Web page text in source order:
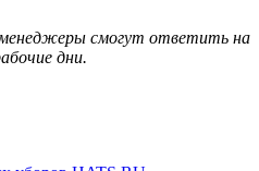
смогут ответить на
дни.